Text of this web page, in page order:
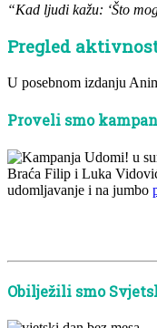
“Kad ljudi kažu: ‘Što
Pregled
U posebnom izdanju
Proveli smo
Braća Filip i Luka
udomljavanje i na jumbo
Obilježili smo